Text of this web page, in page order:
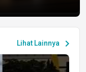
Lihat Lainnya chevron_right